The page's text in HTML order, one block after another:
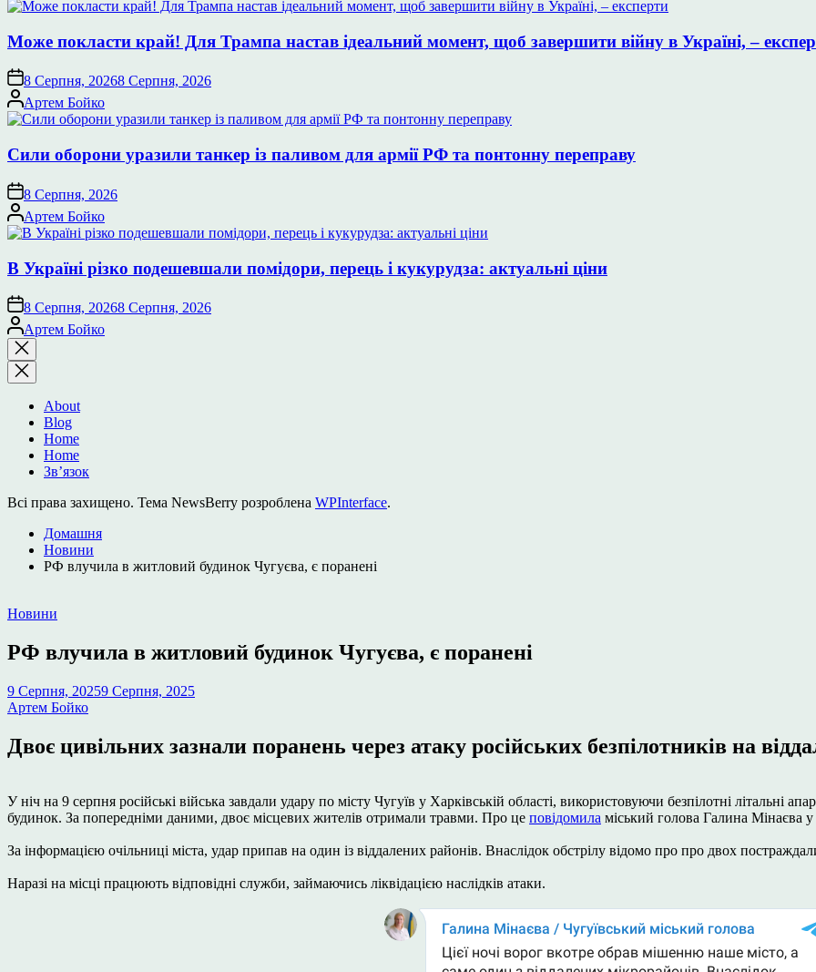
Може покласти край! Для Трампа настав ідеальний момент, щоб завершити війну в Україні, –
8 Серпня, 20268 Серпня, 2026
Опубліковано
Артем Бойко
Сили оборони уразили танкер із паливом для армії РФ та понтонну переправу
8 Серпня, 2026
Опубліковано
Артем Бойко
В Україні різко подешевшали помідори, перець і кукурудза: актуальні ціни
8 Серпня, 20268 Серпня, 2026
Опубліковано
Артем Бойко
Закрити
пошук
About
Blog
Home
Home
Зв’язок
Всі права захищено. Тема NewsBerry розроблена WPInterface.
Домашня
Новини
РФ влучила в житловий будинок Чугуєва, є поранені
Опублікувати
Новини
РФ влучила в житловий будинок Чугуєва, є поранені
9 Серпня, 20259 Серпня, 2025
Артем Бойко
Двоє цивільних зазнали поранень через атаку російських безпілотників на
У ніч на 9 серпня російські війська завдали удару по місту Чугуїв у Харківській області, використовуючи безпілотні літальні
будинок. За попередніми даними, двоє місцевих жителів отримали травми. Про це повідомила міський голова Галина Мінаєва
За інформацією очільниці міста, удар припав на один із віддалених районів. Внаслідок обстрілу відомо про про двох
Наразі на місці працюють відповідні служби, займаючись ліквідацією наслідків атаки.